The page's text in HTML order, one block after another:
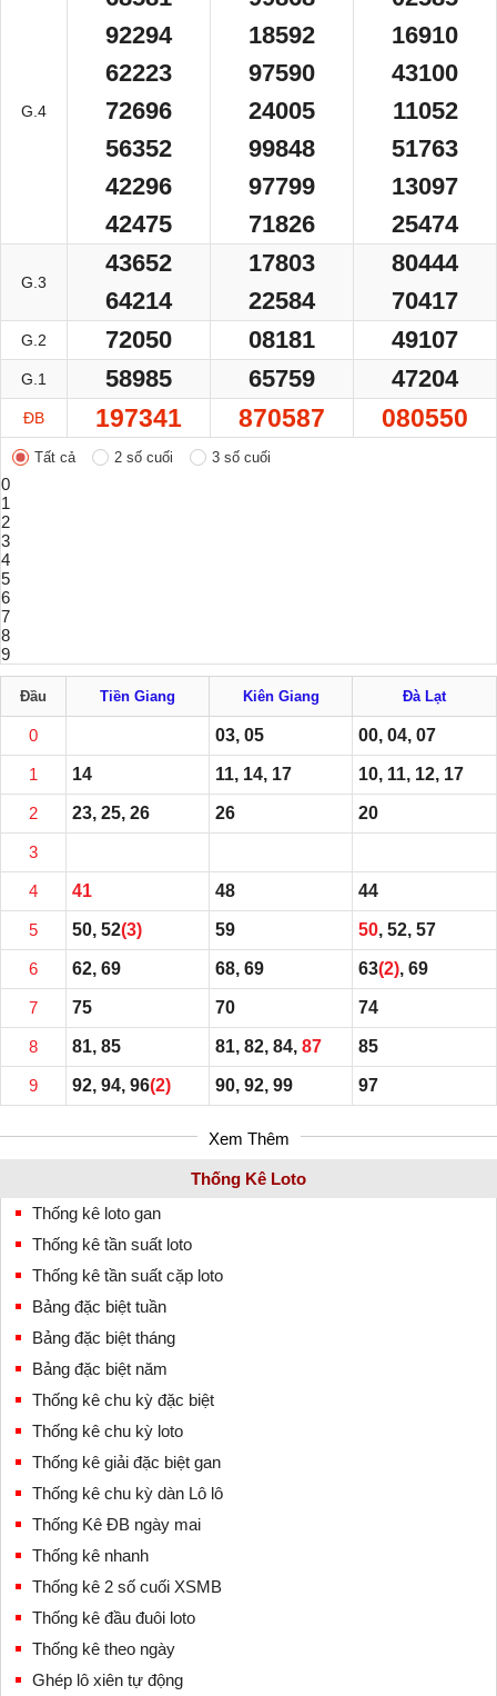
G.4
92294
62223
72696
56352
42296
42475
18592
97590
24005
99848
97799
71826
16910
43100
11052
51763
13097
25474
G.3
43652
64214
17803
22584
80444
70417
G.2 72050 08181 49107
G.1 58985 65759 47204
ĐB 197341 870587 080550
Tất cả 2 số cuối 3 số cuối
0
1
2
3
4
5
6
7
8
9
Đầu Tiền Giang Kiên Giang Đà Lạt
0 03, 05 00, 04, 07
1 14 11, 14, 17 10, 11, 12, 17
2 23, 25, 26 26 20
3
4 41 48 44
5 50, 52(3) 59 50, 52, 57
6 62, 69 68, 69 63(2), 69
7 75 70 74
8 81, 85 81, 82, 84, 87 85
9 92, 94, 96(2) 90, 92, 99 97
Xem Thêm
Thống Kê Loto
Thống kê loto gan
Thống kê tần suất loto
Thống kê tần suất cặp loto
Bảng đặc biệt tuần
Bảng đặc biệt tháng
Bảng đặc biệt năm
Thống kê chu kỳ đặc biệt
Thống kê chu kỳ loto
Thống kê giải đặc biệt gan
Thống kê chu kỳ dàn Lô lô
Thống Kê ĐB ngày mai
Thống kê nhanh
Thống kê 2 số cuối XSMB
Thống kê đầu đuôi loto
Thống kê theo ngày
Ghép lô xiên tự động